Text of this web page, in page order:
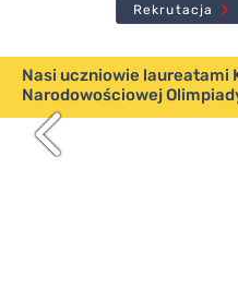
Rekrutacja
Nasi uczniowie laureatami
Narodowościowej